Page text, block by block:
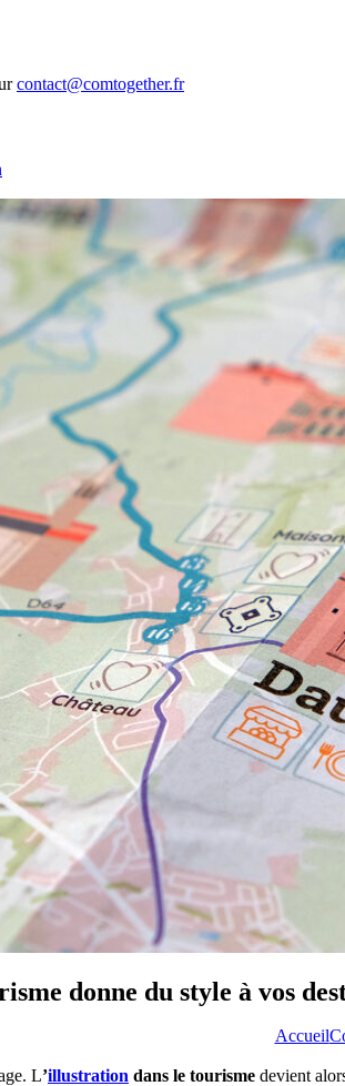
contact@comtogether.fr
donne du style à vos
Accueil
L’illustration dans le tourisme devient